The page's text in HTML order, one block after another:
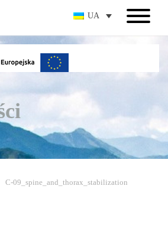
UA
C-09_spine_and_thorax_stabilization